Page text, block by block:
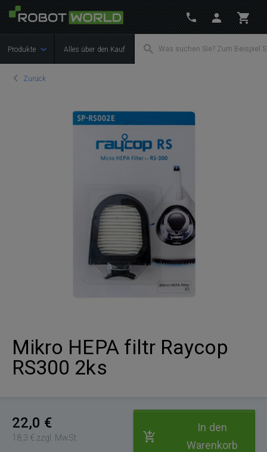
Produkte Alles über den Kauf
Zurück
Mikro HEPA filtr Raycop
RS300 2ks
22,0 €
18,3 € zzgl. MwSt.
In den
Warenkorb